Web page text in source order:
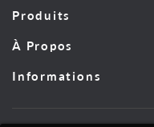
Produits
À Propos
Informations